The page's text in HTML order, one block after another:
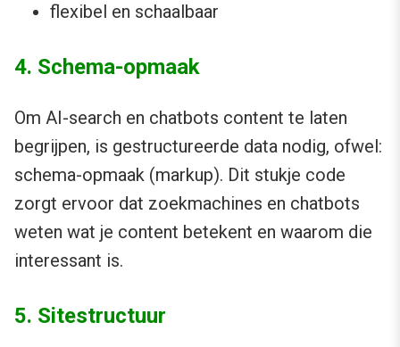
flexibel en schaalbaar
4. Schema-opmaak
Om AI-search en chatbots content te laten
begrijpen, is gestructureerde data nodig, ofwel:
schema-opmaak (markup). Dit stukje code
zorgt ervoor dat zoekmachines en chatbots
weten wat je content betekent en waarom die
interessant is.
5. Sitestructuur